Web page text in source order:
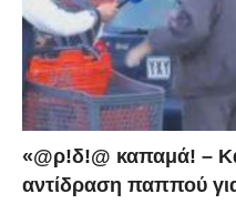
«@ρ!δ!@ καπαμά! –
αντίδραση παππού για